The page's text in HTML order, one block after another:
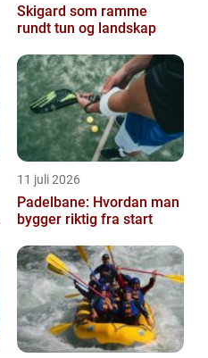
Skigard som ramme
rundt tun og landskap
11 juli 2026
Padelbane: Hvordan man
bygger riktig fra start